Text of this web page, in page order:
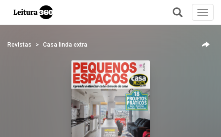
+
Revistas Casa linda extra